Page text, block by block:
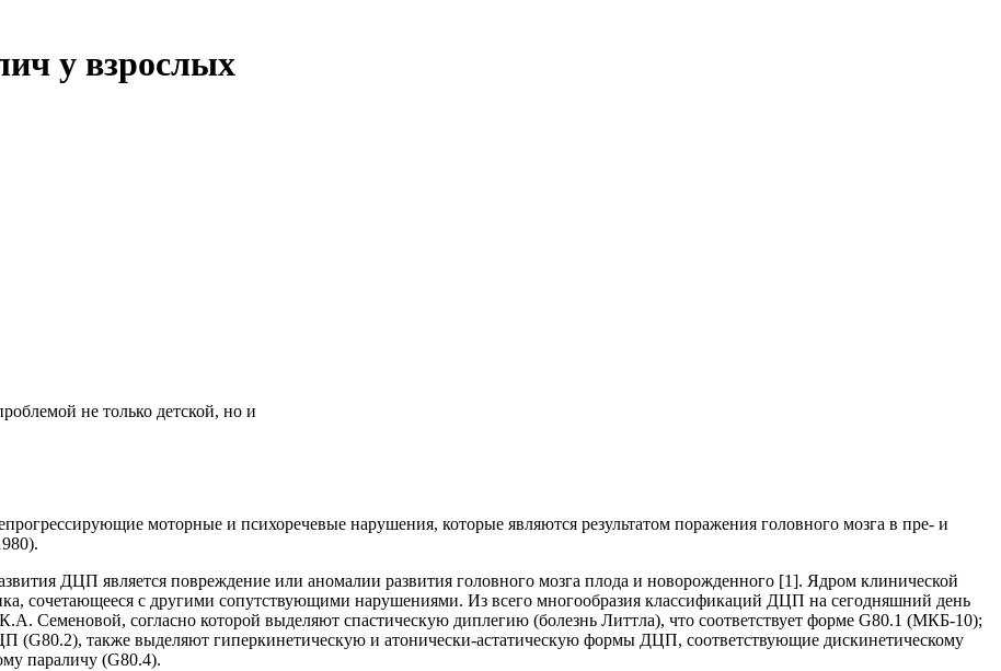
у взрослых
не только детской, но и
моторные и психоречевые нарушения, которые являются результатом поражения головного мозга в пре- и
ДЦП является повреждение или аномалии развития головного мозга плода и новорожденного [1]. Ядром клинической
сочетающееся с другими сопутствующими нарушениями. Из всего многообразия классификаций ДЦП на сегодняшний день
Семеновой, согласно которой выделяют спастическую диплегию (болезнь Литтла), что соответствует форме G80.1 (МКБ-10);
также выделяют гиперкинетическую и атонически-астатическую формы ДЦП, соответствующие дискинетическому
параличу (G80.4).